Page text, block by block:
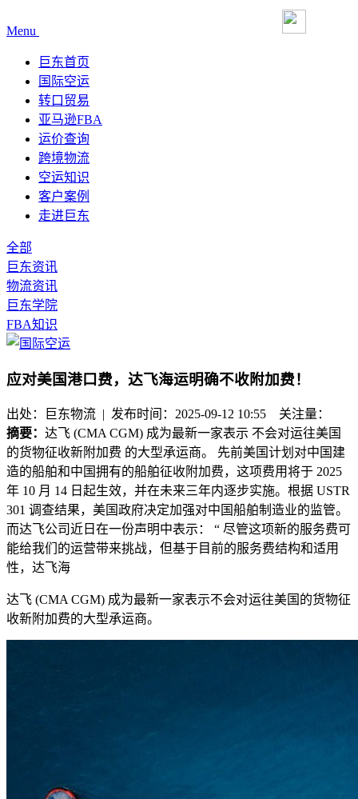
Menu
巨东首页
国际空运
转口贸易
亚马逊FBA
运价查询
跨境物流
空运知识
客户案例
走进巨东
全部
巨东资讯
物流资讯
巨东学院
FBA知识
应对美国港口费，达飞海运明确不收附加费！
出处：巨东物流 | 发布时间：2025-09-12 10:55 关注量：
摘要： 达飞 (CMA CGM) 成为最新一家表示 不会对运往美国
的货物征收新附加费 的大型承运商。 先前美国计划对中国建
造的船舶和中国拥有的船舶征收附加费，这项费用将于 2025
年 10 月 14 日起生效，并在未来三年内逐步实施。根据 USTR
301 调查结果，美国政府决定加强对中国船舶制造业的监管。
而达飞公司近日在一份声明中表示： “ 尽管这项新的服务费可
能给我们的运营带来挑战，但基于目前的服务费结构和适用
性，达飞海
达飞 (CMA CGM) 成为最新一家表示不会对运往美国的货物征
收新附加费的大型承运商。